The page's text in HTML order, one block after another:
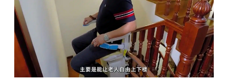
速
，
温
暖
人
—